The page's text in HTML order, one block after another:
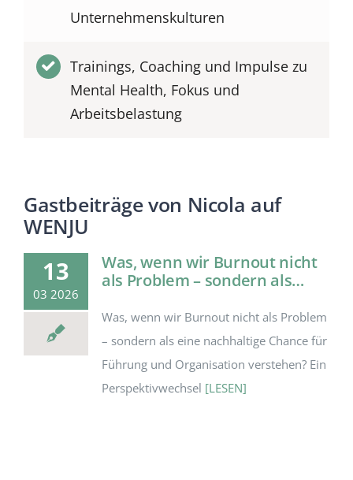
Unternehmenskulturen
Trainings, Coaching und Impulse zu
Mental Health, Fokus und
Arbeitsbelastung
Gastbeiträge von Nicola auf
WENJU
13
03 2026
Was, wenn wir Burnout nicht
als Problem – sondern als…
Was, wenn wir Burnout nicht als Problem
– sondern als eine nachhaltige Chance für
Führung und Organisation verstehen? Ein
Perspektivwechsel [LESEN]